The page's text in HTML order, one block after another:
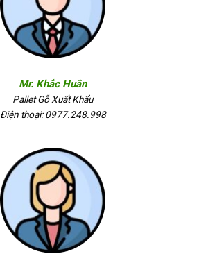
Mr. Khắc Huân
Pallet Gỗ Xuất Khẩu
Điện thoại: 0977.248.998